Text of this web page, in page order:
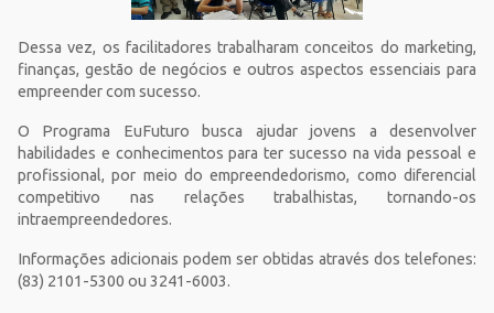
Dessa vez, os facilitadores trabalharam conceitos do marketing,
finanças, gestão de negócios e outros aspectos essenciais para
empreender com sucesso.
O Programa EuFuturo busca ajudar jovens a desenvolver
habilidades e conhecimentos para ter sucesso na vida pessoal e
profissional, por meio do empreendedorismo, como diferencial
competitivo nas relações trabalhistas, tornando-os
intraempreendedores.
Informações adicionais podem ser obtidas através dos telefones:
(83) 2101-5300 ou 3241-6003.